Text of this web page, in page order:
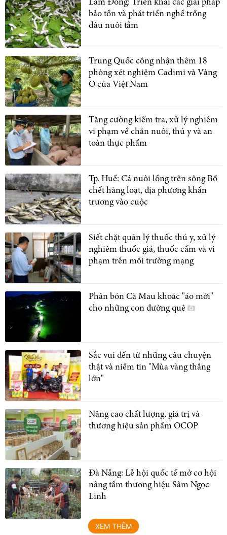
Lâm Đồng: Triển khai các giải pháp
bảo tồn và phát triển nghề trồng
dâu nuôi tằm
Trung Quốc công nhận thêm 18
phòng xét nghiệm Cadimi và Vàng
O của Việt Nam
Tăng cường kiểm tra, xử lý nghiêm
vi phạm về chăn nuôi, thú y và an
toàn thực phẩm
Tp. Huế: Cá nuôi lồng trên sông Bồ
chết hàng loạt, địa phương khẩn
trương vào cuộc
Siết chặt quản lý thuốc thú y, xử lý
nghiêm thuốc giả, thuốc cấm và vi
phạm trên môi trường mạng
Phân bón Cà Mau khoác "áo mới"
cho những con đường quê
Sắc vui đến từ những câu chuyện
thật và niềm tin "Mùa vàng thắng
lớn"
Nâng cao chất lượng, giá trị và
thương hiệu sản phẩm OCOP
Đà Nẵng: Lễ hội quốc tế mở cơ hội
nâng tầm thương hiệu Sâm Ngọc
Linh
XEM THÊM